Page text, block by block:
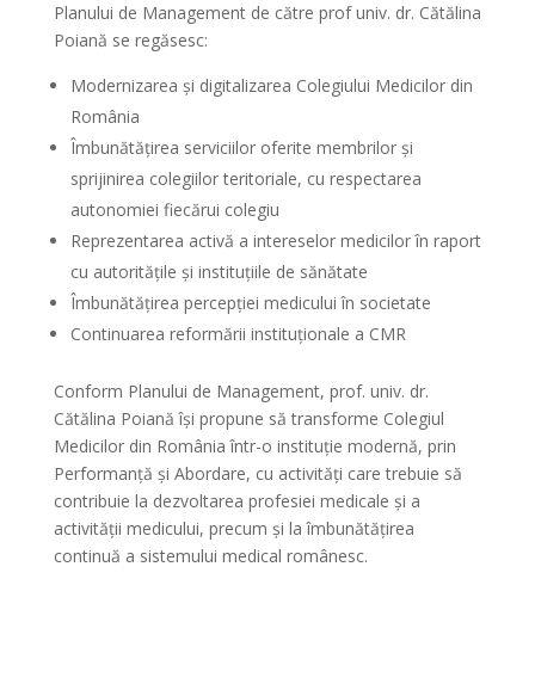
Planului de Management de către prof univ. dr. Cătălina
Poiană se regăsesc:
Modernizarea și digitalizarea Colegiului Medicilor din
România
Îmbunătățirea serviciilor oferite membrilor și
sprijinirea colegiilor teritoriale, cu respectarea
autonomiei fiecărui colegiu
Reprezentarea activă a intereselor medicilor în raport
cu autoritățile și instituțiile de sănătate
Îmbunătățirea percepției medicului în societate
Continuarea reformării instituționale a CMR
Conform Planului de Management, prof. univ. dr.
Cătălina Poiană își propune să transforme Colegiul
Medicilor din România într-o instituție modernă, prin
Performanță și Abordare, cu activități care trebuie să
contribuie la dezvoltarea profesiei medicale și a
activității medicului, precum și la îmbunătățirea
continuă a sistemului medical românesc.